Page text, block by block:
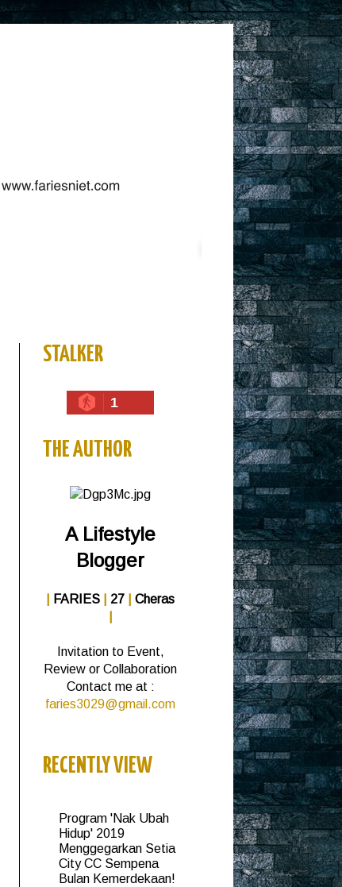
STALKER
1
THE AUTHOR
A Lifestyle
Blogger
FARIES 27
Cheras
Invitation to Event,
Review or Collaboration
Contact me at :
faries3029@gmail.com
RECENTLY VIEW
Program 'Nak Ubah
Hidup' 2019
Menggegarkan Setia
City CC Sempena
Bulan Kemerdekaan!